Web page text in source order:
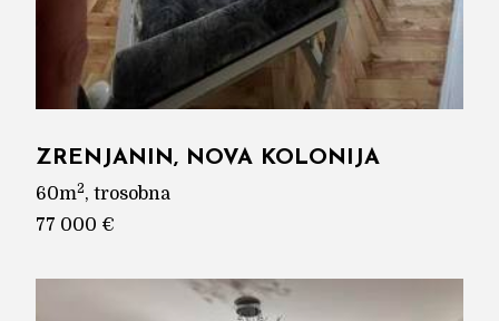
ZRENJANIN, NOVA KOLONIJA
60m2, trosobna
77 000 €